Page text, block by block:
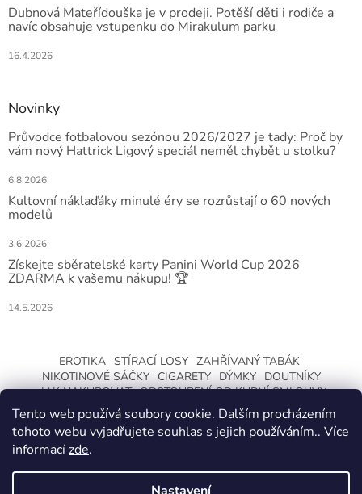
Tento web používá soubory cookie. Dalším procházením
tohoto webu vyjadřujete souhlas s jejich používáním.. Více
informacízde.
Dubnová Mateřídouška je v prodeji. Potěší děti i rodiče a
navíc obsahuje vstupenku do Mirakulum parku
16.4.2026
Novinky
Průvodce fotbalovou sezónou 2026/2027 je tady: Proč by
vám nový Hattrick Ligový speciál neměl chybět u stolku?
6.8.2026
Kultovní náklaďáky minulé éry se rozrůstají o 60 nových
modelů
3.6.2026
Získejte sběratelské karty Panini World Cup 2026
ZDARMA k vašemu nákupu! 🏆
14.5.2026
EROTIKA STÍRACÍ LOSY ZAHŘÍVANÝ TABÁK
NIKOTINOVÉ SÁČKY CIGARETY DÝMKY
DOUTNÍKY
JAK NAKUPOVAT ODSTOUPENÍ OD KUPNÍ SMLOUVY